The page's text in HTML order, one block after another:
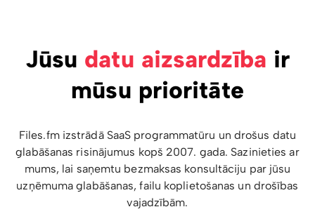
Jūsu datu aizsardzība ir
mūsu prioritāte
Files.fm izstrādā SaaS programmatūru un drošus datu
glabāšanas risinājumus kopš 2007. gada. Sazinieties ar
mums, lai saņemtu bezmaksas konsultāciju par jūsu
uzņēmuma glabāšanas, failu koplietošanas un drošības
vajadzībām.